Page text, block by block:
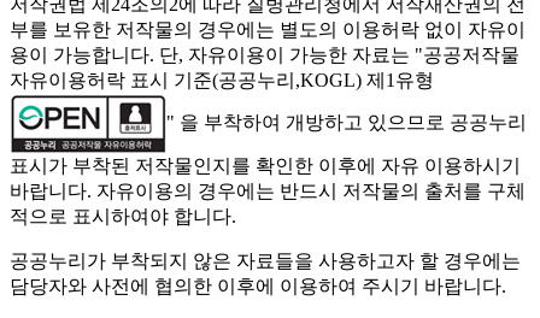
저작권법 제24조의2에 따라 질병관리청에서 저작재산권의 전
부를 보유한 저작물의 경우에는 별도의 이용허락 없이 자유이
용이 가능합니다. 단, 자유이용이 가능한 자료는 "공공저작물
자유이용허락 표시 기준(공공누리,KOGL) 제1유형
" 을 부착하여 개방하고 있으므로 공공누리
표시가 부착된 저작물인지를 확인한 이후에 자유 이용하시기
바랍니다. 자유이용의 경우에는 반드시 저작물의 출처를 구체
적으로 표시하여야 합니다.
공공누리가 부착되지 않은 자료들을 사용하고자 할 경우에는
담당자와 사전에 협의한 이후에 이용하여 주시기 바랍니다.